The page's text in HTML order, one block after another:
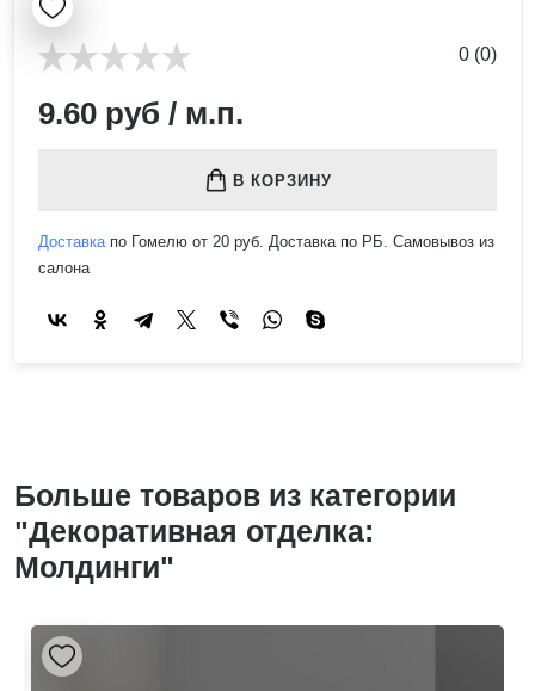
0 (0)
9.60 руб / м.п.
В КОРЗИНУ
Доставкапо Гомелю от 20 руб. Доставка по РБ. Самовывоз из
салона
Больше товаров из категории
"Декоративная отделка:
Молдинги"